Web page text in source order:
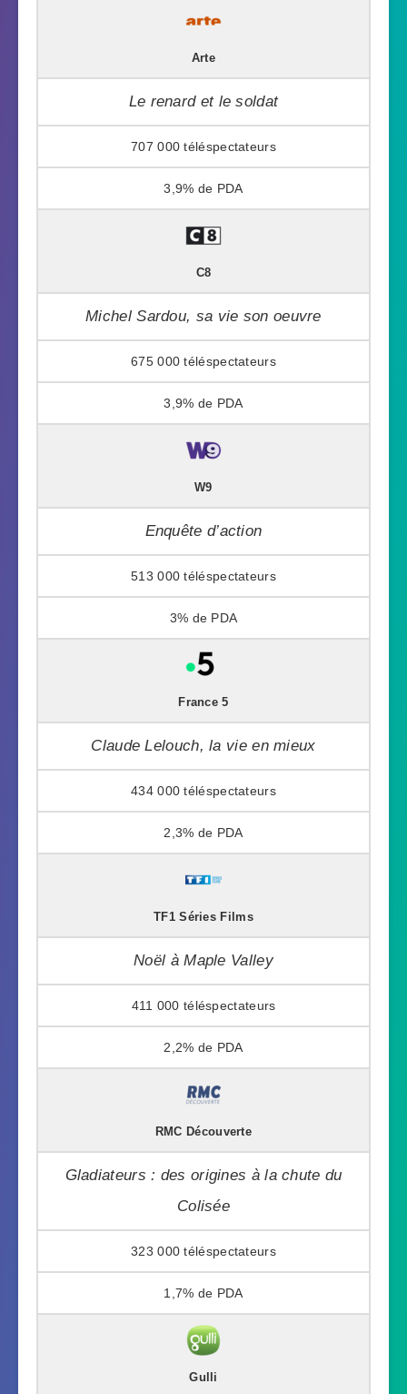
Arte
Le renard et le soldat
707 000
3,9%
C8
Michel Sardou, sa vie son oeuvre
675 000
3,9%
W9
Enquête d’action
513 000
3%
France 5
Claude Lelouch, la vie en mieux
434 000
2,3%
TF1 Séries Films
Noël à Maple Valley
411 000
2,2%
RMC Découverte
Gladiateurs : des origines à la chute du
Colisée
323 000
1,7%
Gulli